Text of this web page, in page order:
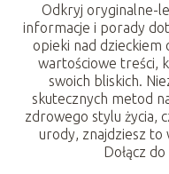
Odkryj oryginalne-
informacje i porady
opieki nad dzieckiem
wartościowe treści,
swoich bliskich.
skutecznych metod
zdrowego stylu życia,
urody, znajdziesz to
Dołącz